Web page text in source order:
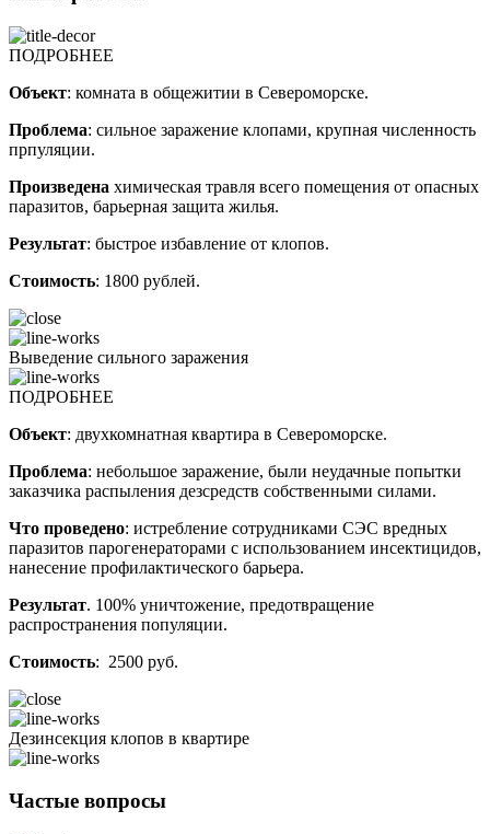
ПОДРОБНЕЕ
Объект: комната в общежитии в Североморске.
Проблема: сильное заражение клопами, крупная численность
прпуляции.
Произведена химическая травля всего помещения от опасных
паразитов, барьерная защита жилья.
Результат: быстрое избавление от клопов.
Стоимость: 1800 рублей.
Выведение сильного заражения
ПОДРОБНЕЕ
Объект: двухкомнатная квартира в Североморске.
Проблема: небольшое заражение, были неудачные попытки
заказчика распыления дезсредств собственными силами.
Что проведено: истребление сотрудниками СЭС вредных
паразитов парогенераторами с использованием инсектицидов,
нанесение профилактического барьера.
Результат. 100% уничтожение, предотвращение
распространения популяции.
Стоимость: 2500 руб.
Дезинсекция клопов в квартире
Частые вопросы